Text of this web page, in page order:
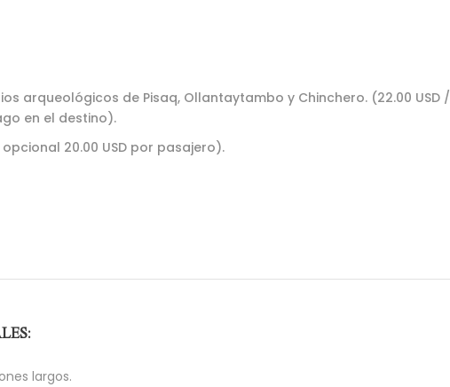
arqueológicos de Pisaq, Ollantaytambo y Chinchero. (22.00 USD /
en el destino).
20.00 USD por pasajero).
largos.